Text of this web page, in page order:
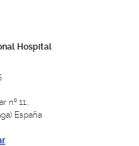
Hospital
nº 11,
España